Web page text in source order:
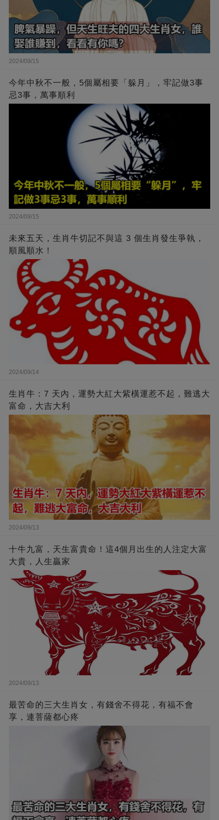
2024/09/15
今年中秋不一般，5個屬相要「躲月」，牢記做3事
忌3事，萬事順利
2024/09/15
未來五天，生肖牛切記不與這 3 個生肖發生爭執，
順風順水！
2024/09/14
生肖牛：7 天內，運勢大紅大紫橫運惹不起，難逃大
富命，大吉大利
2024/09/13
十牛九富，天生富貴命！這4個月出生的人注定大富
大貴，人生贏家
2024/09/13
最苦命的三大生肖女，有錢舍不得花，有福不會
享，連菩薩都心疼